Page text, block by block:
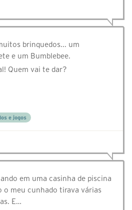
brinquedos... um
e um Bumblebee.
Quem vai te dar?
e jogos
em uma casinha de piscina
o meu cunhado tirava várias
E…